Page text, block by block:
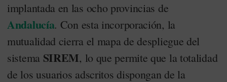
implantada en las ocho provincias de
Andalucía. Con esta incorporación, la
mutualidad cierra el mapa de despliegue del
sistema SIREM, lo que permite que la totalidad
de los usuarios adscritos dispongan de la